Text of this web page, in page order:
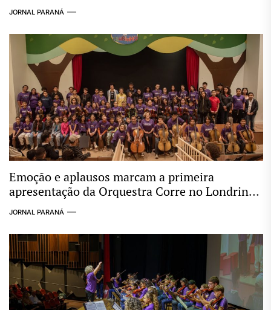
JORNAL PARANÁ
Emoção e aplausos marcam a primeira
apresentação da Orquestra Corre no Londrina
Norte Shopping
JORNAL PARANÁ